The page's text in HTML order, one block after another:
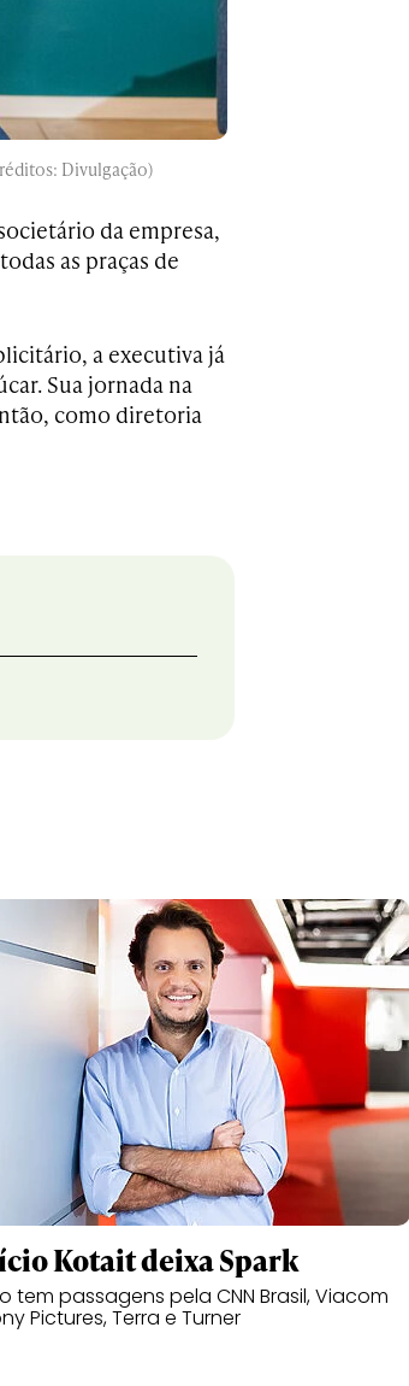
Divulgação)
da empresa,
as praças de
a executiva já
Sua jornada na
como diretoria
Kotait deixa Spark
tem passagens pela CNN Brasil, Viacom
Pictures, Terra e Turner